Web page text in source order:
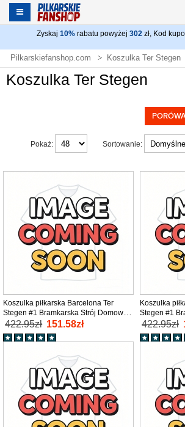
Zyskaj 10% rabatu powyżej 302 zł, Kod
Pilkarskiefanshop.com Koszulka Ter Stegen
Koszulka Ter Stegen
Sortowanie:
Pokaż:
Koszulka piłkarska Barcelona Ter
Stegen #1 Bramkarska Strój Domowy
dla dzieci 2025-26 tanio Krótki Rękaw
(+ Krótkie spodenki)
422.95zł 151.58zł
Koszulka
Stegen #1
wyjazdowy
Krótki Rękaw
422.95zł